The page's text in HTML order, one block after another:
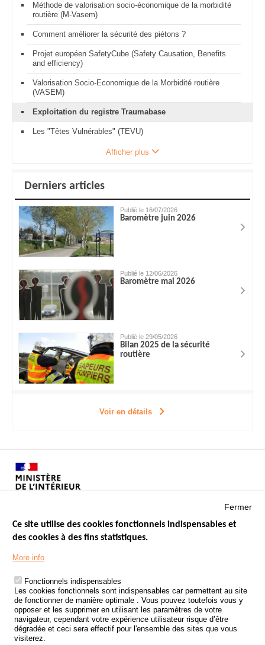
Méthode de valorisation socio-économique de la morbidité
routière (M-Vasem)
Comment améliorer la sécurité des piétons ?
Projet européen SafetyCube (Safety Causation, Benefits
and efficiency)
Valorisation Socio-Economique de la Morbidité routière
(VASEM)
Exploitation du registre Traumabase
Les "Têtes Vulnérables" (TEVU)
Afficher plus
Derniers articles
Publié le 16/07/2026
Baromètre juin 2026
Publié le 12/06/2026
Baromètre mai 2026
Publié le 29/05/2026
Bilan 2025 de la sécurité
routière
Voir en détails
Menu
Footer
LES SITES PUBLICS
ÉTAT DE L’INSÉCURITÉ ROUTIÈRE
TRAITEMENT DES DONNÉES PERSONNELLES DES ACCIDENTS DE
LA ROUTE
ETUDES ET RECHERCHES
APPEL À PROJETS
Fermer
Ce site utilise des cookies fonctionnels indispensables et
des cookies à des fins statistiques.
More info
Fonctionnels indispensables
Les cookies fonctionnels sont indispensables car permettent au site
de fonctionner de manière optimale . Vous pouvez toutefois vous y
opposer et les supprimer en utilisant les paramètres de votre
navigateur, cependant votre expérience utilisateur risque d’être
dégradée et ceci sera effectif pour l'ensemble des sites que vous
visiterez.